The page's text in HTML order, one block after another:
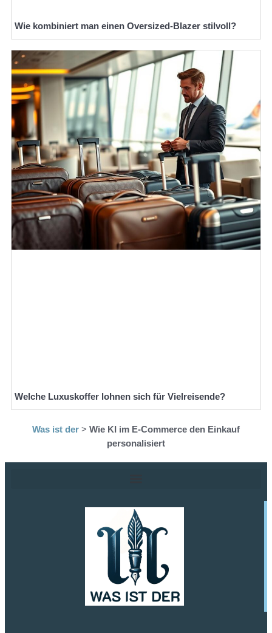
Wie kombiniert man einen Oversized-Blazer stilvoll?
Welche Luxuskoffer lohnen sich für Vielreisende?
Was ist der > Wie KI im E-Commerce den Einkauf
personalisiert